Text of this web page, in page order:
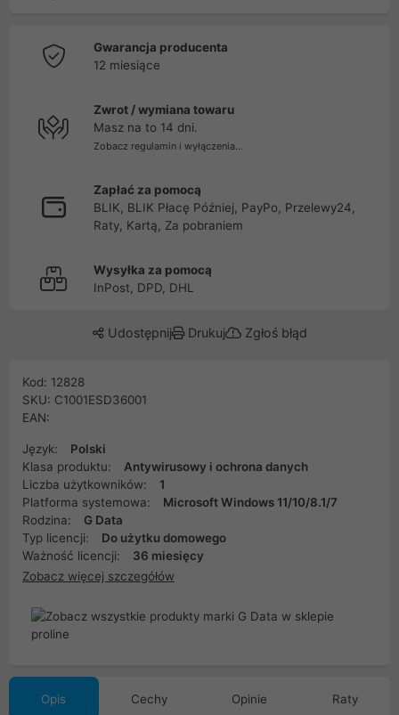
Gwarancja producenta
12 miesiące
Zwrot / wymiana towaru
Masz na to 14 dni.
Zobacz regulamin i wyłączenia...
Zapłać za pomocą
BLIK, BLIK Płacę Później, PayPo, Przelewy24,
Raty, Kartą, Za pobraniem
Wysyłka za pomocą
InPost, DPD, DHL
Udostępnij Drukuj Zgłoś błąd
Kod: 12828
SKU: C1001ESD36001
EAN:
Język:
Polski
Klasa produktu:
Antywirusowy i ochrona danych
Liczba użytkowników:
1
Platforma systemowa:
Microsoft Windows 11/10/8.1/7
Rodzina:
G Data
Typ licencji:
Do użytku domowego
Ważność licencji:
36 miesięcy
Zobacz więcej szczegółów
Opis Cechy Opinie Raty